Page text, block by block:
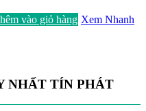
vào giỏ hàng Xem Nhanh
NHẤT TÍN PHÁT